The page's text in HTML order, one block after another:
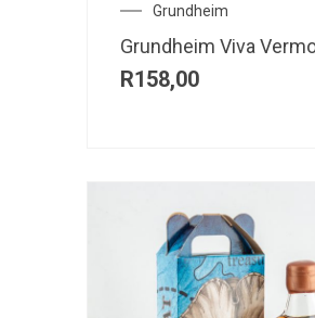
Grundheim
Grundheim Viva
R158,00